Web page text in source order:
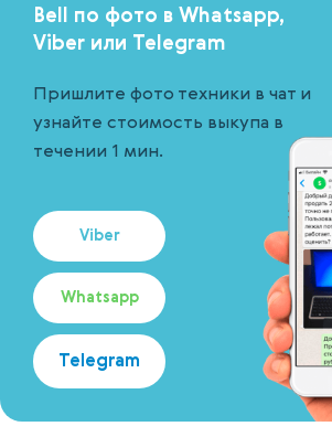
Bell по фото в Whatsapp,
Viber или Telegram
Пришлите фото техники в чат и
узнайте стоимость выкупа в
течении 1 мин.
Whatsapp
Viber
Telegram